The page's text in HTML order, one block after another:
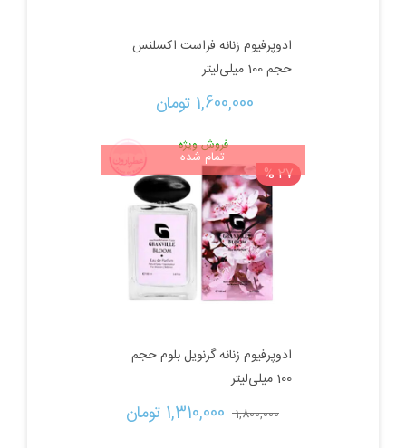
ادوپرفیوم زنانه فراست اکسلنس
حجم 100 میلی‌لیتر
1,600,000 تومان
فروش ویژه
27 %
تمام شده
ادوپرفیوم زنانه گرنویل بلوم حجم
100 میلی‌لیتر
1,800,000 قیمت
1,310,000 تومان